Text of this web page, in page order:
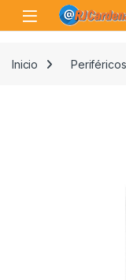
Skip to navigation
Skip to content
Open
Inicio Periféricos